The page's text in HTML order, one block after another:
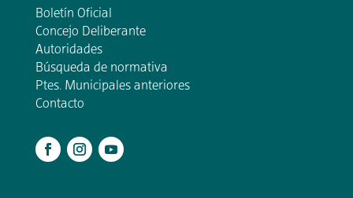
Boletín Oficial
Concejo Deliberante
Autoridades
Búsqueda de normativa
Ptes. Municipales anteriores
Contacto